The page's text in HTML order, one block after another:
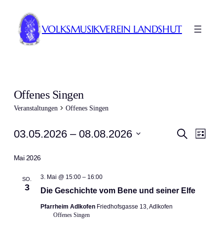
VOLKSMUSIKVEREIN LANDSHUT
Offenes Singen
Veranstaltungen Offenes Singen
Veranstaltungen Suche
Liste
03.05.2026 – 08.08.2026
wählen.
Mai 2026
SO.
3 Die Geschichte vom Bene und seiner Elfe
3. Mai @ 15:00– 16:00
Pfarrheim Adlkofen Friedhofsgasse 13, Adlkofen
Offenes Singen